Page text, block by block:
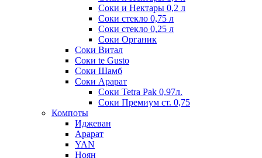
Соки и Нектары 0,2 л
Соки стекло 0,75 л
Соки стекло 0,25 л
Соки Органик
Соки Витал
Соки te Gusto
Соки Шамб
Соки Арарат
Соки Tetra Pak 0,97л.
Соки Премиум ст. 0,75
Компоты
Иджеван
Арарат
YAN
Ноян